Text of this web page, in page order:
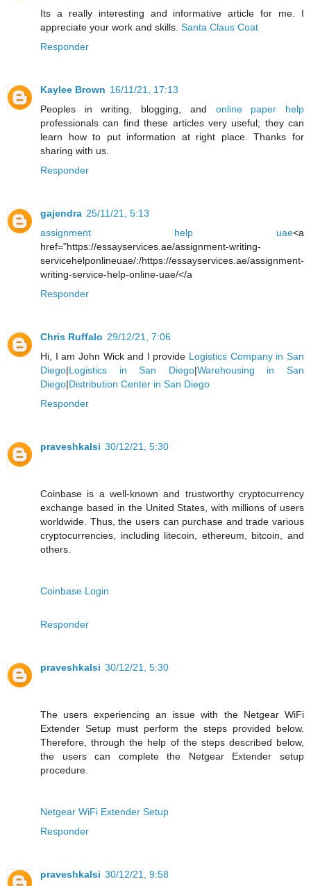
Its a really interesting and informative article for me. I
appreciate your work and skills. Santa Claus Coat
Responder
Kaylee Brown 16/11/21, 17:13
Peoples in writing, blogging, and online paper help
professionals can find these articles very useful; they can
learn how to put information at right place. Thanks for
sharing with us.
Responder
gajendra 25/11/21, 5:13
assignment help uae<a
href="https://essayservices.ae/assignment-writing-
servicehelponlineuae/:/https://essayservices.ae/assignment-
writing-service-help-online-uae/</a
Responder
Chris Ruffalo 29/12/21, 7:06
Hi, I am John Wick and I provide Logistics Company in San
Diego|Logistics in San Diego|Warehousing in San
Diego|Distribution Center in San Diego
Responder
praveshkalsi 30/12/21, 5:30
Coinbase is a well-known and trustworthy cryptocurrency
exchange based in the United States, with millions of users
worldwide. Thus, the users can purchase and trade various
cryptocurrencies, including litecoin, ethereum, bitcoin, and
others.
Coinbase Login
Responder
praveshkalsi 30/12/21, 5:30
The users experiencing an issue with the Netgear WiFi
Extender Setup must perform the steps provided below.
Therefore, through the help of the steps described below,
the users can complete the Netgear Extender setup
procedure.
Netgear WiFi Extender Setup
Responder
praveshkalsi 30/12/21, 9:58